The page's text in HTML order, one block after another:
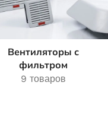
Вентиляторы с
фильтром
9 товаров